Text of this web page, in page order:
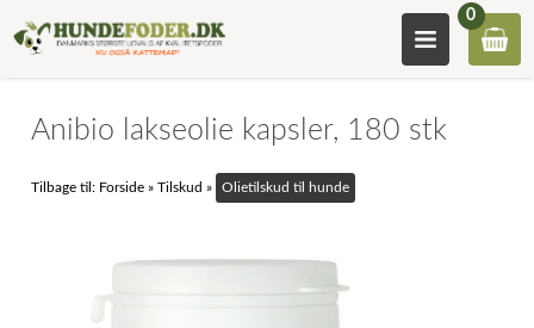
0
Anibio lakseolie kapsler, 180 stk
Tilbage til: Forside »Tilskud » Olietilskud til hunde